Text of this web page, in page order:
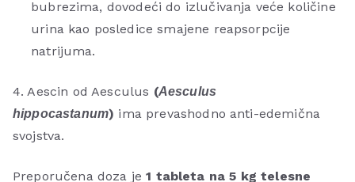
bubrezima, dovodeći do izlučivanja veće količine
urina kao posledice smajene reapsorpcije
natrijuma.
4. Aescin od Aesculus (Aesculus
hippocastanum) ima prevashodno anti-edemična
svojstva.
Preporučena doza je1 tableta na 5 kg telesne